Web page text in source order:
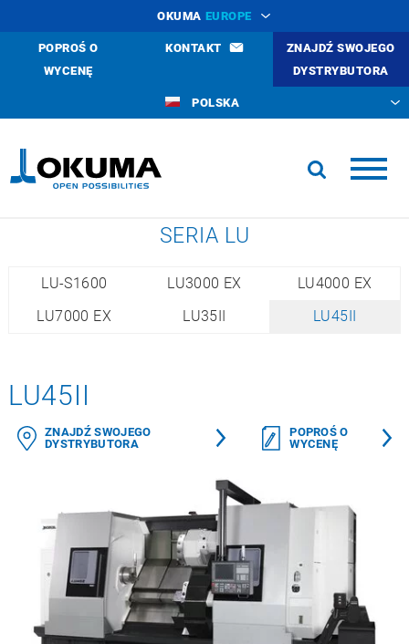
OKUMA EUROPE
POPROŚ O
WYCENĘ
KONTAKT
ZNAJDŹ SWOJEGO
DYSTRYBUTORA
POLSKA
SERIA LU
LU-S1600 LU3000 EX
LU4000 EX
LU7000 EX
LU35II LU45II
LU45II
ZNAJDŹ SWOJEGO
DYSTRYBUTORA
POPROŚ O
WYCENĘ